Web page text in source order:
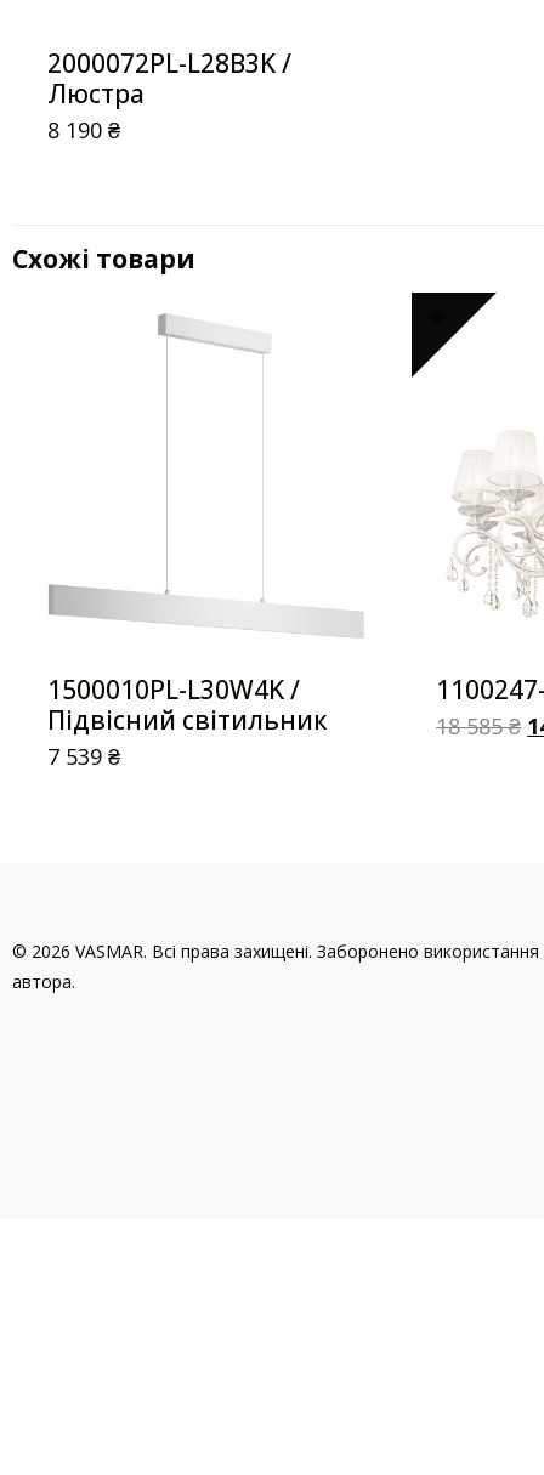
2000072PL-L28B3K /
Люстра
8 190₴
Схожі товари
1500010PL-L30W4K /
Підвісний світильник
7 539₴
18 585₴
© 2026 VASMAR. Всі права захищені. Заборонено використання
автора.